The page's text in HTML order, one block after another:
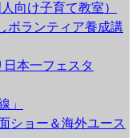
向け子育て教室）
ボランティア養成講
本一フェスタ
」
ショー＆海外ユース